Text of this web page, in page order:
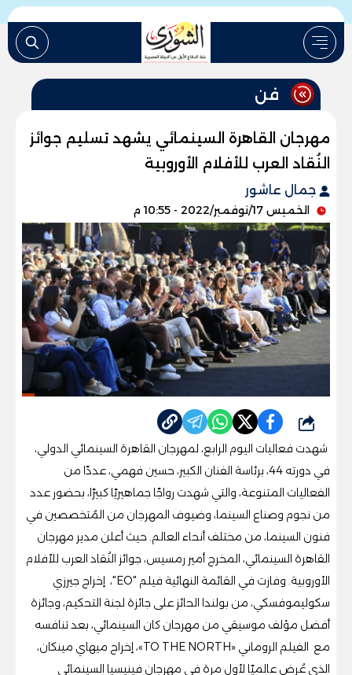
فن
مهرجان القاهرة السينمائي يشهد تسليم جوائز
النُقاد العرب للأفلام الأوروبية
جمال عاشور
الخميس 17/نوفمبر/2022 - 10:55 م
شارك
شهدت فعاليات اليوم الرابع، لمهرجان القاهرة السينمائي الدولي،
في دورته 44، برئاسة الفنان الكبير، حسين فهمي، عددًا من
الفعاليات المتنوعة، والتي شهدت رواجًا جماهيريًا كبيرًا، بحضور عدد
من نجوم وصناع السينما، وضيوف المهرجان من المُتخصصين في
فنون السينما، من مختلف أنحاء العالم. حيث أعلن مدير مهرجان
القاهرة السينمائي، المخرج أمير رمسيس، جوائز النُقاد العرب للأفلام
الأوروبية. وفازت في القائمة النهائية فيلم "EO"، إخراج جيرزي
سكوليموفسكي، من بولندا الحائز على جائزة لجنة التحكيم، وجائزة
أفضل مؤلف موسيقي من مهرجان كان السينمائي، بعد تنافسه
مع الفيلم الروماني «TO THE NORTH»، إخراج ميهاي مينكان،
الذي عُرض عالميًا لأول مرة في مهرجان فينيسيا السينمائي